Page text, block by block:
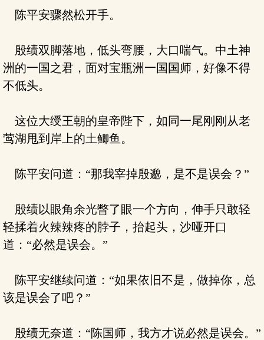
陈平安骤然松开手。
殷绩双脚落地，低头弯腰，大口喘气。中土神
洲的一国之君，面对宝瓶洲一国国师，好像不得
不低头。
这位大绶王朝的皇帝陛下，如同一尾刚刚从老
莺湖甩到岸上的土鲫鱼。
陈平安问道：“那我宰掉殷邈，是不是误会？”
殷绩以眼角余光瞥了眼一个方向，伸手只敢轻
轻揉着火辣辣疼的脖子，抬起头，沙哑开口
道：“必然是误会。”
陈平安继续问道：“如果依旧不是，做掉你，总
该是误会了吧？”
殷绩无奈道：“陈国师，我方才说必然是误会。”